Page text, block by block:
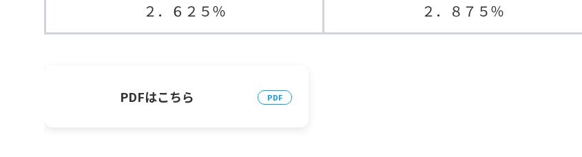
２．６２５％ ２．８７５％
PDFはこちら